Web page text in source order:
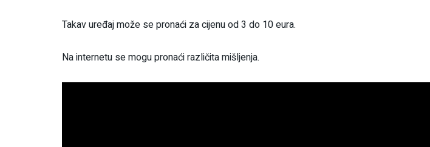
Takav uređaj može se pronaći za cijenu od 3 do 10 eura.
Na internetu se mogu pronaći različita mišljenja.